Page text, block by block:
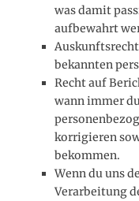
was damit
aufbewahrt
bekannten
Recht auf
wann immer
korrigieren
bekommen.
Wenn du uns
Verarbeitung